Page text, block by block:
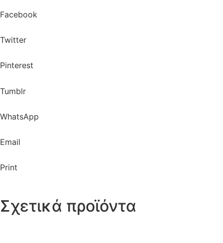
Facebook
Twitter
Pinterest
Tumblr
WhatsApp
Email
Print
Σχετικά προϊόντα